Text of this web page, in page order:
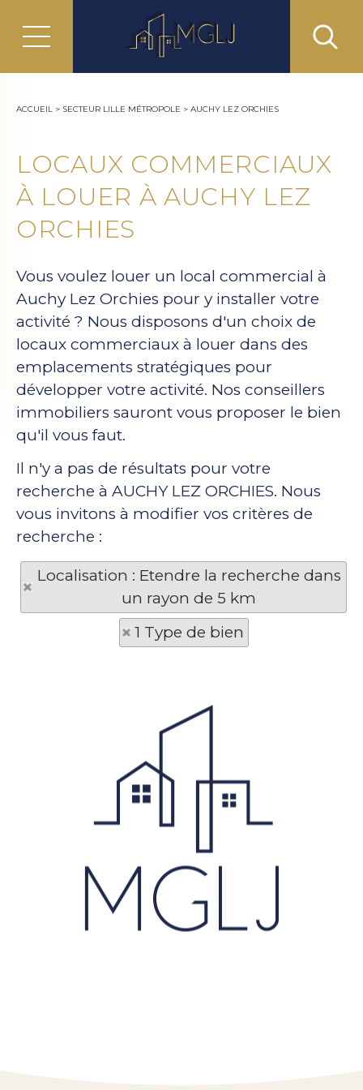
ACCUEIL > SECTEUR LILLE MÉTROPOLE > AUCHY LEZ ORCHIES
LOCAUX COMMERCIAUX
À LOUER À AUCHY LEZ
ORCHIES
Vous voulez louer un local commercial à
Auchy Lez Orchies pour y installer votre
activité ? Nous disposons d'un choix de
locaux commerciaux à louer dans des
emplacements stratégiques pour
développer votre activité. Nos conseillers
immobiliers sauront vous proposer le bien
qu'il vous faut.
Il n'y a pas de résultats pour votre
recherche à AUCHY LEZ ORCHIES. Nous
vous invitons à modifier vos critères de
recherche :
Localisation : Etendre la recherche dans
un rayon de 5 km
1 Type de bien